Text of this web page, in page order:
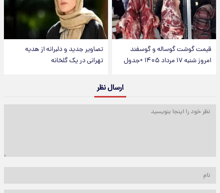
قیمت گوشت گوساله و گوسفند
امروز شنبه ۱۷ مرداد ۱۴۰۵ +جدول
تصاویر جدید و دلبرانه از هدیه
تهرانی در یک گلخانه
ارسال نظر